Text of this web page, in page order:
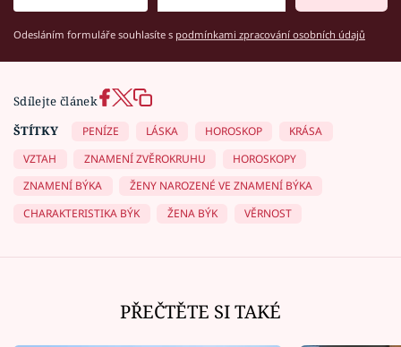
Odesláním formuláře souhlasíte s podmínkami zpracování osobních údajů
Sdílejte článek
ŠTÍTKY
PENÍZE LÁSKA HOROSKOP
KRÁSA
VZTAH
ZNAMENÍ ZVĚROKRUHU
HOROSKOPY
ZNAMENÍ BÝKA
ŽENY NAROZENÉ VE ZNAMENÍ BÝKA
CHARAKTERISTIKA BÝK
ŽENA BÝK VĚRNOST
PŘEČTĚTE SI TAKÉ